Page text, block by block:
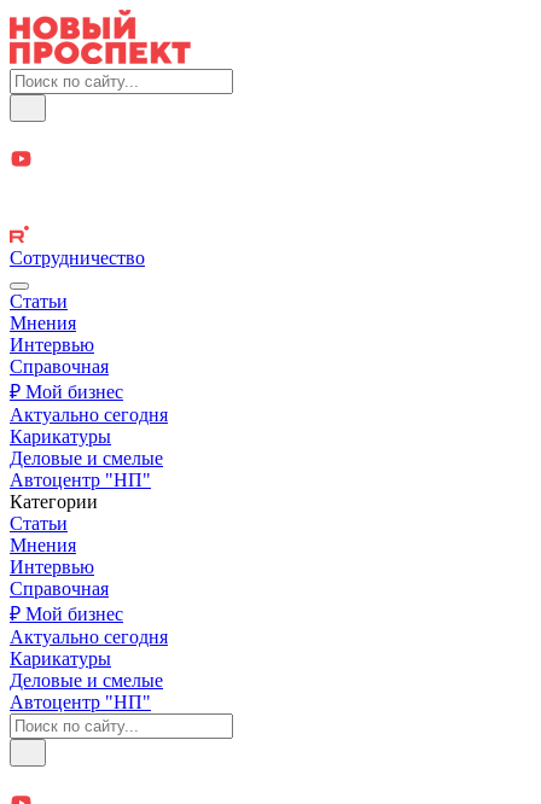
Сотрудничество
Статьи
Мнения
Интервью
Справочная
₽ Мой бизнес
Актуально сегодня
Карикатуры
Деловые и смелые
Автоцентр "НП"
Категории
Статьи
Мнения
Интервью
Справочная
₽ Мой бизнес
Актуально сегодня
Карикатуры
Деловые и смелые
Автоцентр "НП"